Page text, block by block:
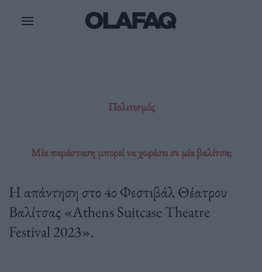
Πολιτισμός
Μία παράσταση μπορεί να χωρέσει σε μία βαλίτσα;
Η απάντηση στο 4ο Φεστιβάλ Θέατρου
Βαλίτσας «Athens Suitcase Theatre
Festival 2023».